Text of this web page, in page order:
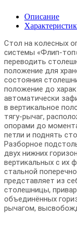
Описание
Стол на колесных
системы «Флип-
переводить
положение для
состояния
положение до
автоматически
в вертикальное
тягу-рычаг,
опорами до
петли и поднять
Разборное
двух нижних
вертикальных с их
стальной
представляет из
столешницы,
объединённых
рычагом,